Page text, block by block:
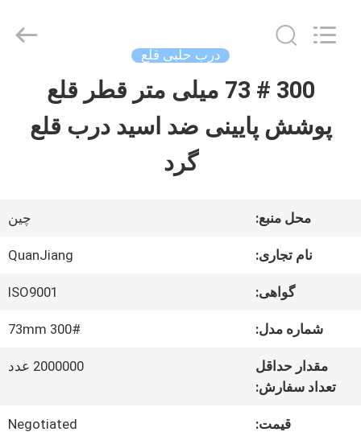
صفحه
اصلی
درباره
METAL
درب حلبی قلع
300 # 73 میلی متر قطر قلع
پوشش پایینی ضد اسید درب قلع
گرد
محل منبع: چین
نام تجاری: QuanJiang
گواهی: ISO9001
شماره مدل: 300# 73mm
مقدار حداقل
تعداد سفارش:
2000000 عدد
قیمت: Negotiated